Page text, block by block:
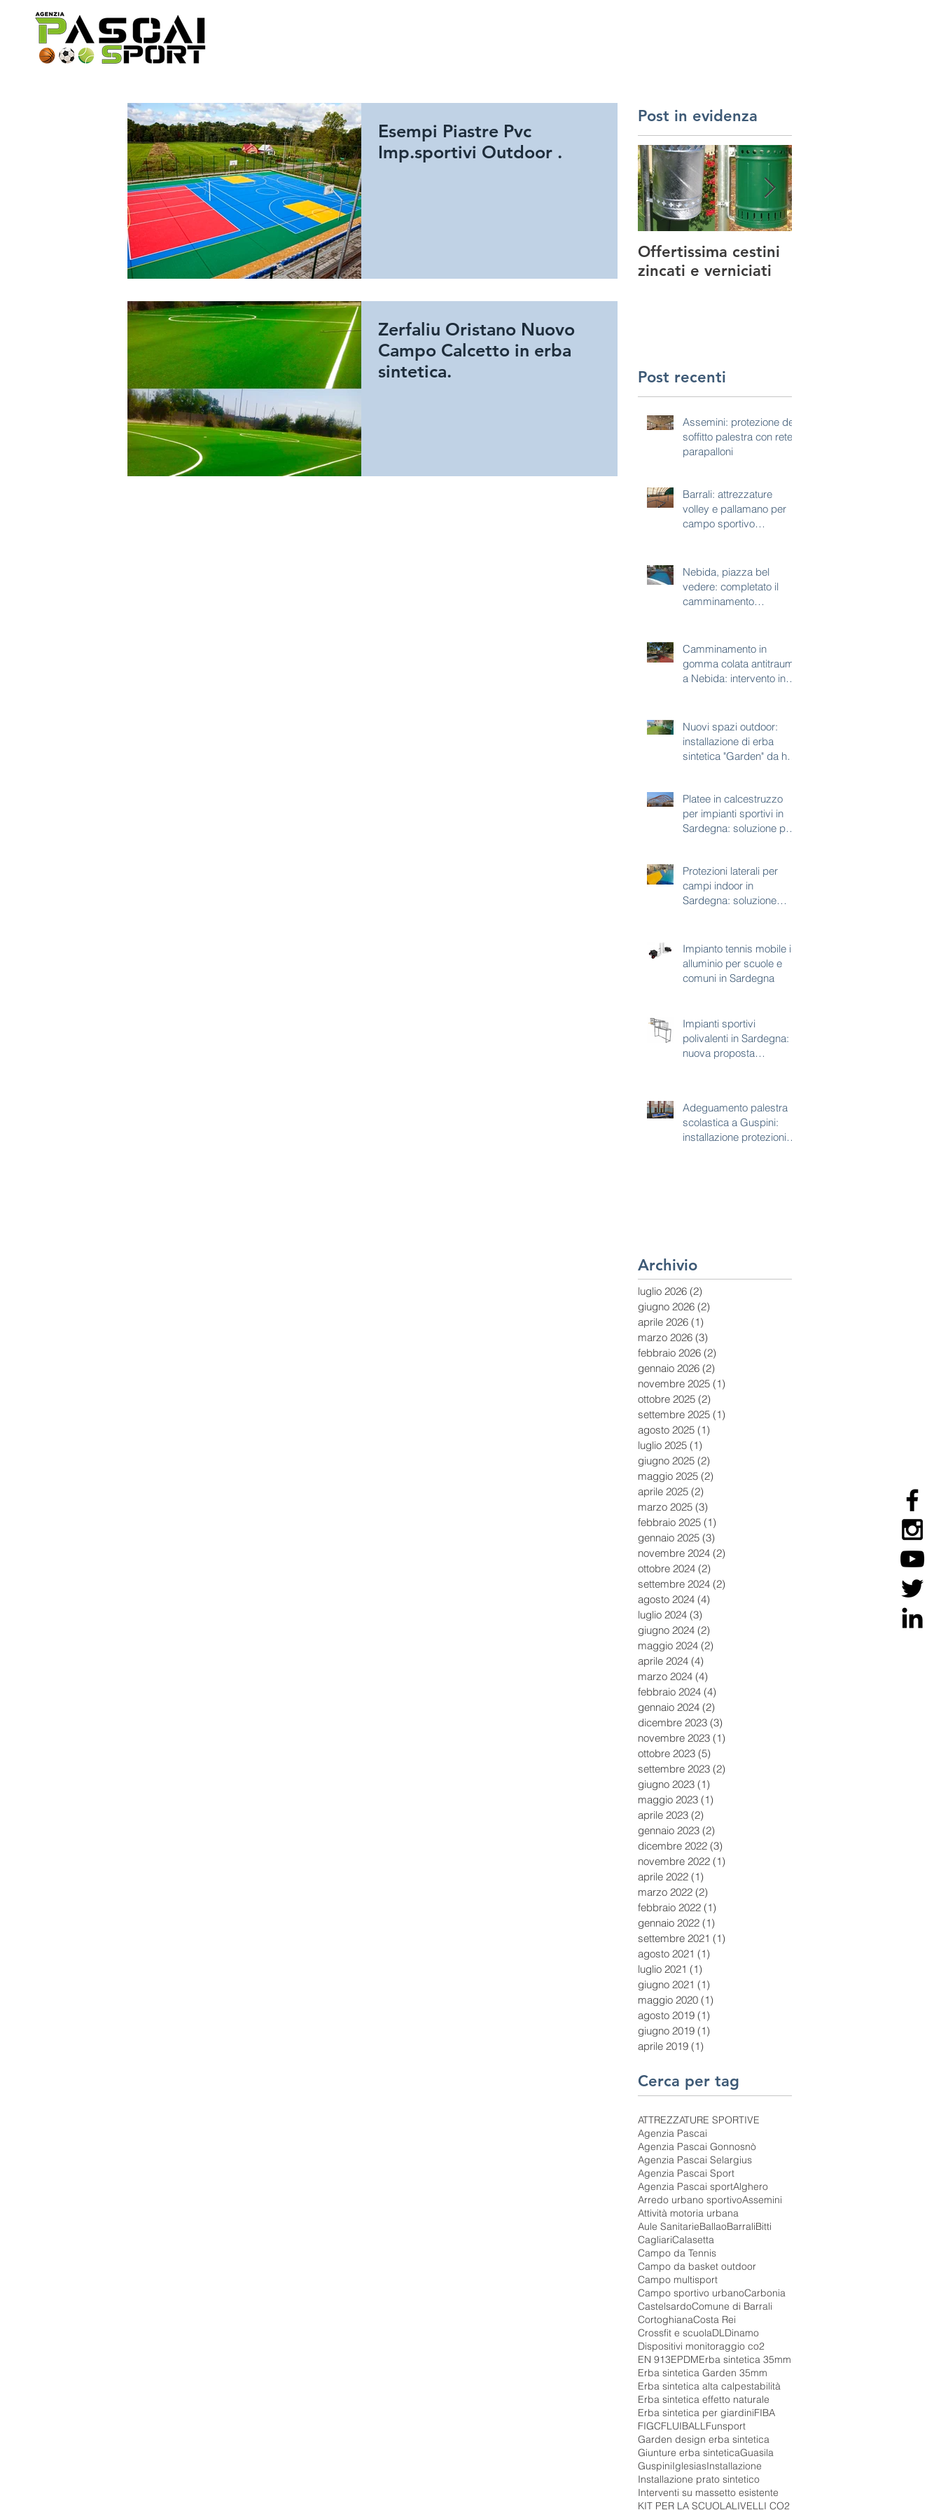
Esempi Piastre Pvc
Imp.sportivi Outdoor .
Zerfaliu Oristano Nuovo
Campo Calcetto in erba
sintetica.
Post in evidenza
Offertissima cestini
zincati e verniciati
Post recenti
Assemini: protezione del
soffitto palestra con rete
parapalloni
Barrali: attrezzature
volley e pallamano per
campo sportivo
Nebida, piazza bel
vedere: completato il
camminamento
Camminamento in
gomma colata antitrauma
a Nebida: intervento in
Nuovi spazi outdoor:
installazione di erba
sintetica "Garden" da h35
Platee in calcestruzzo
per impianti sportivi in
Sardegna: soluzione per
Protezioni laterali per
campi indoor in
Sardegna: soluzione
Impianto tennis mobile in
alluminio per scuole e
comuni in Sardegna
Impianti sportivi
polivalenti in Sardegna:
nuova proposta
Adeguamento palestra
scolastica a Guspini:
installazione protezioni
Archivio
luglio 2026 (2)
giugno 2026 (2)
aprile 2026 (1)
marzo 2026 (3)
febbraio 2026 (2)
gennaio 2026 (2)
novembre 2025 (1)
ottobre 2025 (2)
settembre 2025 (1)
agosto 2025 (1)
luglio 2025 (1)
giugno 2025 (2)
maggio 2025 (2)
aprile 2025 (2)
marzo 2025 (3)
febbraio 2025 (1)
gennaio 2025 (3)
novembre 2024 (2)
ottobre 2024 (2)
settembre 2024 (2)
agosto 2024 (4)
luglio 2024 (3)
giugno 2024 (2)
maggio 2024 (2)
aprile 2024 (4)
marzo 2024 (4)
febbraio 2024 (4)
gennaio 2024 (2)
dicembre 2023 (3)
novembre 2023 (1)
ottobre 2023 (5)
settembre 2023 (2)
giugno 2023 (1)
maggio 2023 (1)
aprile 2023 (2)
gennaio 2023 (2)
dicembre 2022 (3)
novembre 2022 (1)
aprile 2022 (1)
marzo 2022 (2)
febbraio 2022 (1)
gennaio 2022 (1)
settembre 2021 (1)
agosto 2021 (1)
luglio 2021 (1)
giugno 2021 (1)
maggio 2020 (1)
agosto 2019 (1)
giugno 2019 (1)
aprile 2019 (1)
Cerca per tag
ATTREZZATURE SPORTIVE
Agenzia Pascai
Agenzia Pascai Gonnosnò
Agenzia Pascai Selargius
Agenzia Pascai Sport
Agenzia Pascai sportAlghero
Arredo urbano sportivoAssemini
Attività motoria urbana
Aule SanitarieBallaoBarraliBitti
CagliariCalasetta
Campo da Tennis
Campo da basket outdoor
Campo multisport
Campo sportivo urbanoCarbonia
CastelsardoComune di Barrali
CortoghianaCosta Rei
Crossfit e scuolaDLDinamo
Dispositivi monitoraggio co2
EN 913EPDMErba sintetica 35mm
Erba sintetica Garden 35mm
Erba sintetica alta calpestabilità
Erba sintetica effetto naturale
Erba sintetica per giardiniFIBA
FIGCFLUIBALLFunsport
Garden design erba sintetica
Giunture erba sinteticaGuasila
GuspiniIglesiasInstallazione
Installazione prato sintetico
Interventi su massetto esistente
KIT PER LA SCUOLALIVELLI CO2